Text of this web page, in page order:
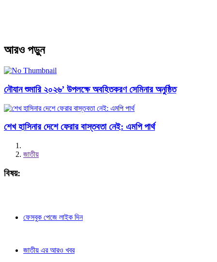
আরও পড়ুন
নৌযান শুমারি ২০২৬’ উপলক্ষে অবহিতকরণ সেমিনার অনুষ্ঠিত
শেখ হাসিনার দেশে ফেরার বাস্তবতা নেই: এমপি পার্থ
জাতীয়
বিষয়:
ফেসবুক পেজে লাইক দিন
জাতীয় এর আরও খবর